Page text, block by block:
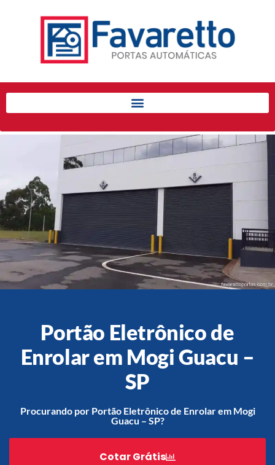
Início
Produtos
Porta de Enrolar Automática
Automatizadores
Acessórios Para Portas de
Enrolar
Pintura eletrostática
Portfólio
Contato
Acessórios
Automatização
Portão de Garagem de
Enrolar em Teresópolis – RJ
Enrolar em São Pedro da
Portão Eletrônico de
Enrolar em Mogi Guacu –
SP
Procurando por Portão Eletrônico de Enrolar em Mogi
Guacu – SP?
Cotar Grátis